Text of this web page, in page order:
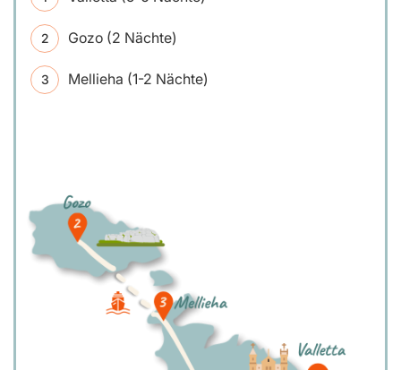
Gozo (2 Nächte)
Mellieha (1-2 Nächte)